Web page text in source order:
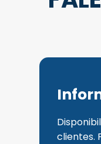
clientes.